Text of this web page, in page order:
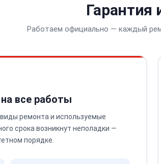
Гарантия
Работаем официально — каждый
все работы
ремонта и используемые
срока возникнут неполадки —
порядке.